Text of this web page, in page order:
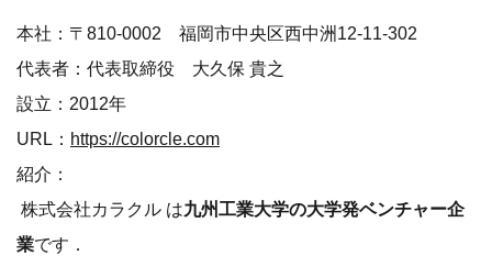
本社：〒810-0002 福岡市中央区西中洲12-11-302
代表者：代表取締役 大久保 貴之
設立：2012年
URL： https://colorcle.com
紹介：
株式会社カラクル は九州工業大学の大学発ベンチャー企
業です．